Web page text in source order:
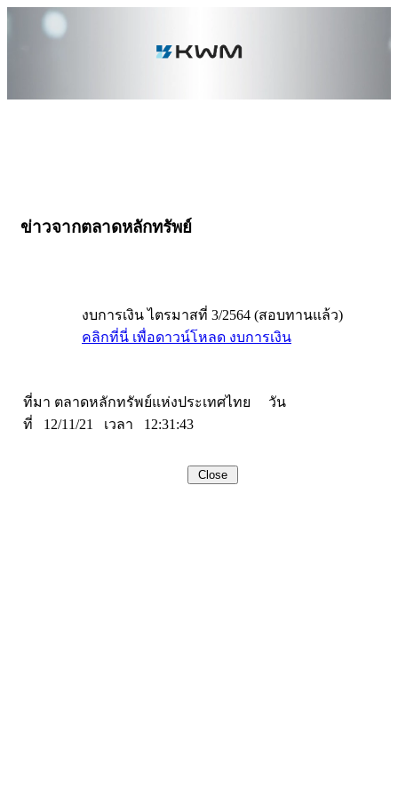
ข่าวจากตลาดหลักทรัพย์
งบการเงิน ไตรมาสที่ 3/2564 (สอบทานแล้ว)
คลิกที่นี่ เพื่อดาวน์โหลด งบการเงิน
ที่มา ตลาดหลักทรัพย์แห่งประเทศไทย วัน
ที่ 12/11/21 เวลา 12:31:43